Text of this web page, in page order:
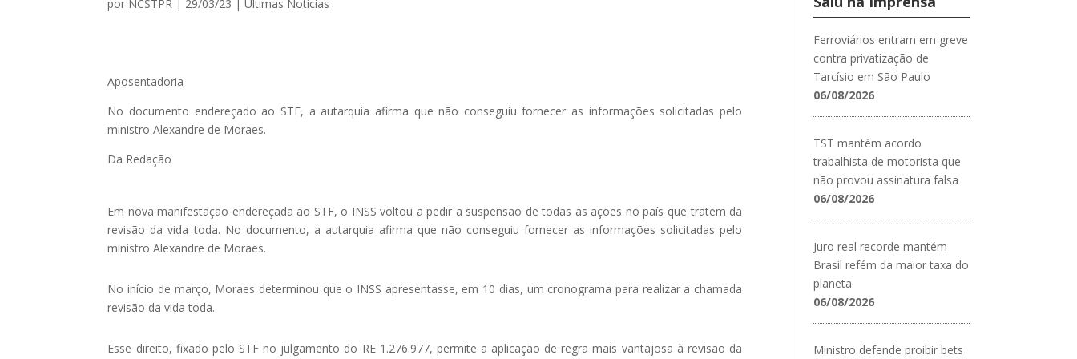
por NCSTPR 29/03/23 |Ultimas Notícias
Aposentadoria
No documento endereçado ao STF, a autarquia afirma que não conseguiu fornecer as informações solicitadas pelo
ministro Alexandre de Moraes.
Da Redação
Em nova manifestação endereçada ao STF, o INSS voltou a pedir a suspensão de todas as ações no país que tratem da
revisão da vida toda. No documento, a autarquia afirma que não conseguiu fornecer as informações solicitadas pelo
ministro Alexandre de Moraes.
No início de março, Moraes determinou que o INSS apresentasse, em 10 dias, um cronograma para realizar a chamada
revisão da vida toda.
Esse direito, fixado pelo STF no julgamento do RE 1.276.977, permite a aplicação de regra mais vantajosa à revisão da
Ferroviários entram em greve
contra privatização de
Tarcísio em São Paulo
06/08/2026
TST mantém acordo
trabalhista de motorista que
não provou assinatura falsa
06/08/2026
Juro real recorde mantém
Brasil refém da maior taxa do
planeta
06/08/2026
Ministro defende proibir bets